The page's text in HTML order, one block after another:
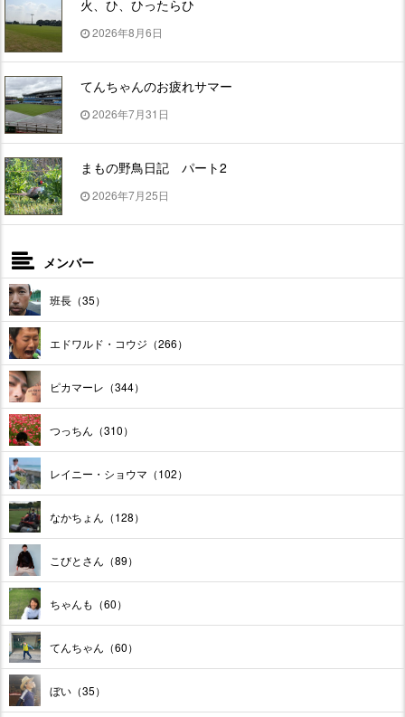
火、ひ、ひったらひ
2026年8月6日
てんちゃんのお疲れサマー
2026年7月31日
まもの野鳥日記 パート2
2026年7月25日
メンバー
班長（35）
エドワルド・コウジ（266）
ピカマーレ（344）
つっちん（310）
レイニー・ショウマ（102）
なかちょん（128）
こびとさん（89）
ちゃんも（60）
てんちゃん（60）
ぼい（35）